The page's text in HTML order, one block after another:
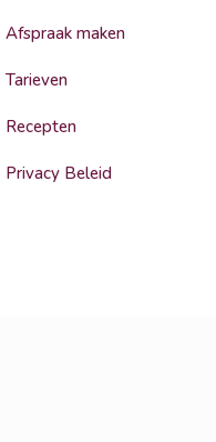
Afspraak maken
Tarieven
Recepten
Privacy Beleid